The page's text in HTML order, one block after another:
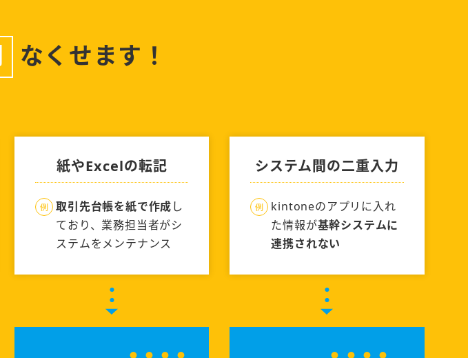
なくせます！
紙やExcelの転記
取引先台帳を紙で作成 し
ており、業務担当者がシ
ステムをメンテナンス
システム間の二重入力
kintoneのアプリに入れ
た情報が基幹システムに
連携されない